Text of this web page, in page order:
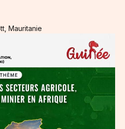
Mauritanie